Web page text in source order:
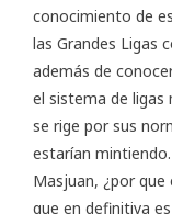
conocimiento de
las Grandes Ligas
además de
el sistema de ligas
se rige por sus
estarían
Masjuan, ¿por que
que en definitiva